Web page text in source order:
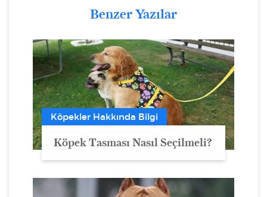
Benzer Yazılar
Köpekler Hakkında Bilgi
Köpek Tasması Nasıl Seçilmeli?